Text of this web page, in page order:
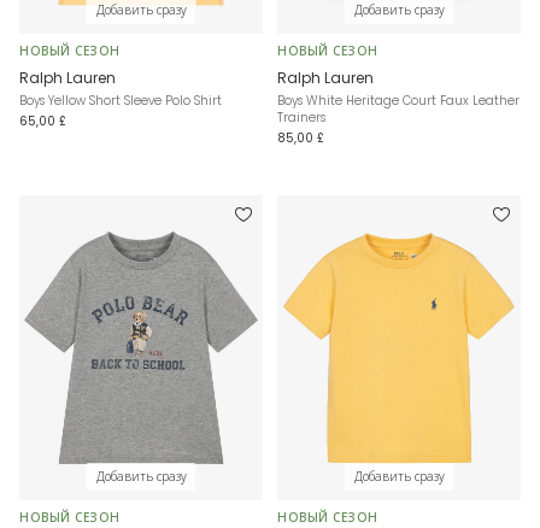
Добавить сразу
НОВЫЙ СЕЗОН
Ralph Lauren
Boys Yellow Short Sleeve Polo Shirt
65,00 £
Добавить сразу
НОВЫЙ СЕЗОН
Ralph Lauren
Boys White Heritage Court Faux Leather
Trainers
85,00 £
Добавить сразу
НОВЫЙ СЕЗОН
Добавить сразу
НОВЫЙ СЕЗОН